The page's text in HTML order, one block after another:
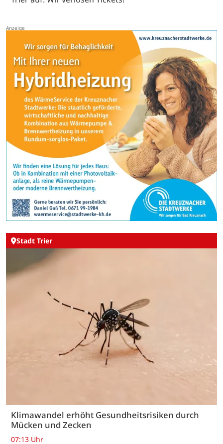
Stadt Trier
Klimawandel erhöht Gesundheitsrisiken durch
Mücken und Zecken
07:13 Uhr